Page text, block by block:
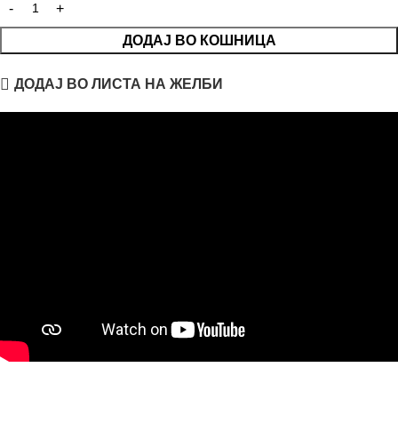
ДОДАЈ ВО КОШНИЦА
ДОДАЈ ВО ЛИСТА НА ЖЕЛБИ